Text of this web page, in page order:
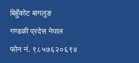
बिहुँकोट बागलुङ
गण्डकी प्रदेस नेपाल
फोन नं. ९८५७६२०६९४